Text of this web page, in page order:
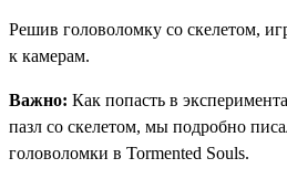
Решив головоломку со скелетом,
к камерам.
Важно: Как попасть в
пазл со скелетом, мы подробно
головоломки в Tormented Souls.